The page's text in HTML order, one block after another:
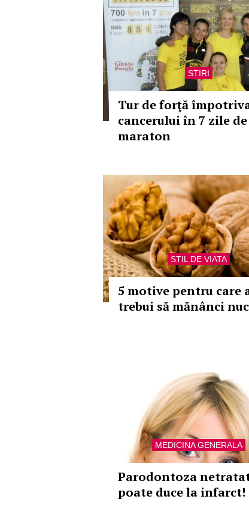
STIRI
Tur de forţă
cancerului în 7 zile de
maraton
STIL DE VIATA
5 motive pentru care
trebui să mănânci
MEDICINA GENERALA
Parodontoza
poate duce la infarct!